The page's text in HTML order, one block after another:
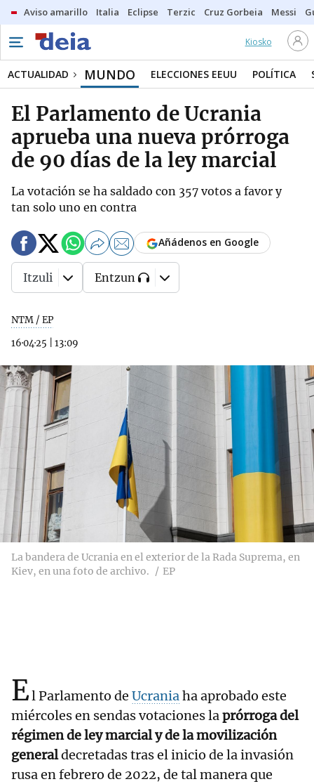
Aviso amarillo Italia Eclipse Terzic Cruz Gorbeia Messi
Kiosko
ACTUALIDAD MUNDO ELECCIONES EEUU POLÍTICA
El Parlamento de Ucrania
aprueba una nueva prórroga
de 90 días de la ley marcial
La votación se ha saldado con 357 votos a favor y
tan solo uno en contra
NTM / EP
16·04·25
13:09
Añádenos en Google
Itzuli Entzun
La bandera de Ucrania en el exterior de la Rada Suprema, en
Kiev, en una foto de archivo.
EP
El Parlamento de Ucraniaha aprobado este
miércoles en sendas votaciones laprórroga del
régimen de ley marcial y de la movilización
generaldecretadas tras el inicio de la invasión
rusa en febrero de 2022, de tal manera que